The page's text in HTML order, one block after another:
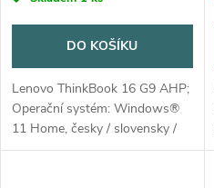
u
k
o
d
u
k
DO KOŠÍKU
Lenovo ThinkBook 16 G9 AHP;
Operační systém: Windows®
11 Home, česky / slovensky /
anglicky Procesor: AMD Ryzen